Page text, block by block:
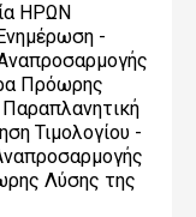
ΗΡΩΝ
-
Πρόωρης
Τιμολογίου -
Λύσης της